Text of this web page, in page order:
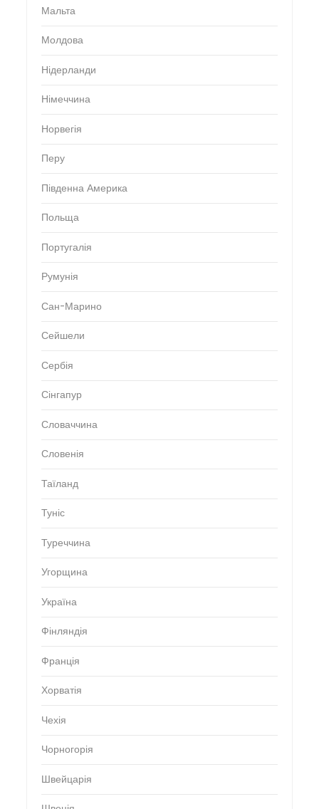
Мальта
Молдова
Нідерланди
Німеччина
Норвегія
Перу
Південна Америка
Польща
Португалія
Румунія
Сан-Марино
Сейшели
Сербія
Сінгапур
Словаччина
Словенія
Таїланд
Туніс
Туреччина
Угорщина
Україна
Фінляндія
Франція
Хорватія
Чехія
Чорногорія
Швейцарія